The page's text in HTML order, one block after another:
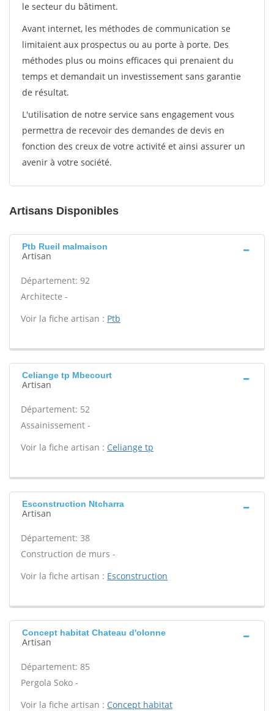
le secteur du bâtiment.
Avant internet, les méthodes de communication se
limitaient aux prospectus ou au porte à porte. Des
méthodes plus ou moins efficaces qui prenaient du
temps et demandait un investissement sans garantie
de résultat.
L'utilisation de notre service sans engagement vous
permettra de recevoir des demandes de devis en
fonction des creux de votre activité et ainsi assurer un
avenir à votre société.
Artisans Disponibles
Ptb Rueil malmaison
Artisan
Département: 92
Architecte -
Voir la fiche artisan : Ptb
Celiange tp Mbecourt
Artisan
Département: 52
Assainissement -
Voir la fiche artisan : Celiange tp
Esconstruction Ntcharra
Artisan
Département: 38
Construction de murs -
Voir la fiche artisan : Esconstruction
Concept habitat Chateau d'olonne
Artisan
Département: 85
Pergola Soko -
Voir la fiche artisan : Concept habitat